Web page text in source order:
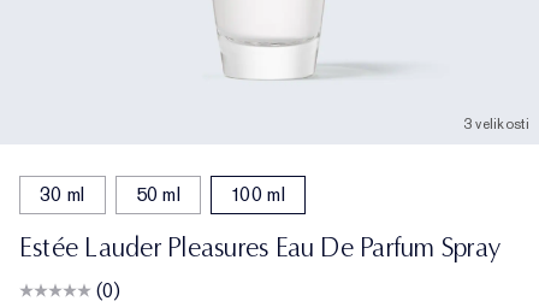
3 velikosti
30 ml 50 ml 100 ml
Estée Lauder Pleasures Eau De Parfum Spray
(0)